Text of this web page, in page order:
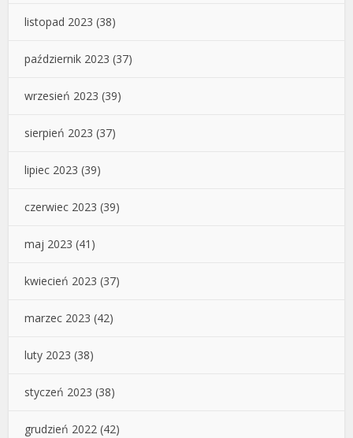
listopad 2023 (38)
październik 2023 (37)
wrzesień 2023 (39)
sierpień 2023 (37)
lipiec 2023 (39)
czerwiec 2023 (39)
maj 2023 (41)
kwiecień 2023 (37)
marzec 2023 (42)
luty 2023 (38)
styczeń 2023 (38)
grudzień 2022 (42)